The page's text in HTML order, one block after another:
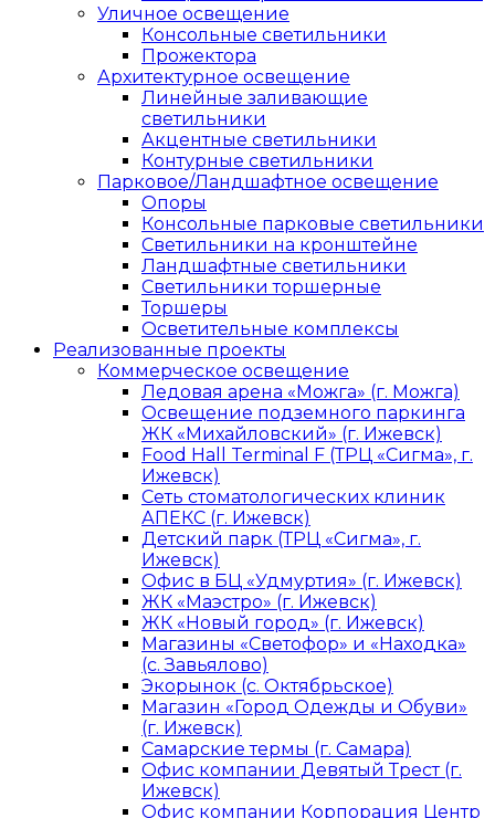
Уличное освещение
Консольные светильники
Прожектора
Архитектурное освещение
Линейные заливающие
светильники
Акцентные светильники
Контурные светильники
Парковое/Ландшафтное освещение
Опоры
Консольные парковые светильники
Светильники на кронштейне
Ландшафтные светильники
Светильники торшерные
Торшеры
Осветительные комплексы
Реализованные проекты
Коммерческое освещение
Ледовая арена «Можга» (г. Можга)
Освещение подземного паркинга
ЖК «Михайловский» (г. Ижевск)
Food Hall Terminal F (ТРЦ «Сигма», г.
Ижевск)
Сеть стоматологических клиник
АПЕКС (г. Ижевск)
Детский парк (ТРЦ «Сигма», г.
Ижевск)
Офис в БЦ «Удмуртия» (г. Ижевск)
ЖК «Маэстро» (г. Ижевск)
ЖК «Новый город» (г. Ижевск)
Магазины «Светофор» и «Находка»
(с. Завьялово)
Экорынок (с. Октябрьское)
Магазин «Город Одежды и Обуви»
(г. Ижевск)
Самарские термы (г. Самара)
Офис компании Девятый Трест (г.
Ижевск)
Офис компании Корпорация Центр